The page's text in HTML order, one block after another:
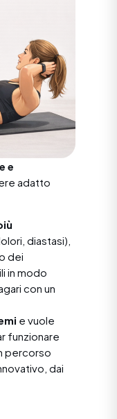
e
adatto
diastasi),
dei
in modo
con un
e vuole
funzionare
percorso
dai